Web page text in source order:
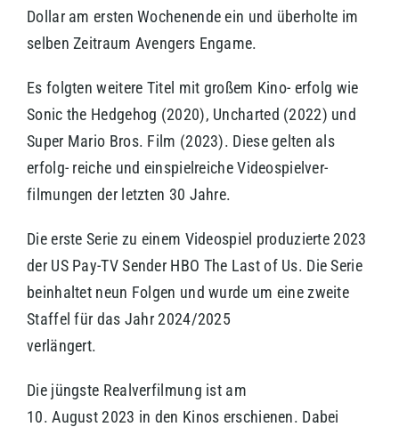
Dollar am ersten Wochenende ein und überholte im
selben Zeitraum Avengers Engame.
Es folgten weitere Titel mit großem Kino- erfolg wie
Sonic the Hedgehog (2020), Uncharted (2022) und
Super Mario Bros. Film (2023). Diese gelten als
erfolg- reiche und einspielreiche Videospielver-
filmungen der letzten 30 Jahre.
Die erste Serie zu einem Videospiel produzierte 2023
der US Pay-TV Sender HBO The Last of Us. Die Serie
beinhaltet neun Folgen und wurde um eine zweite
Staffel für das Jahr 2024/2025
verlängert.
Die jüngste Realverfilmung ist am
10. August 2023 in den Kinos erschienen. Dabei